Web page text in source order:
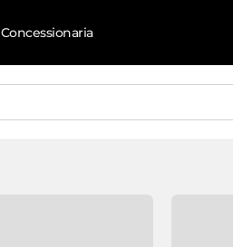
Concessionaria